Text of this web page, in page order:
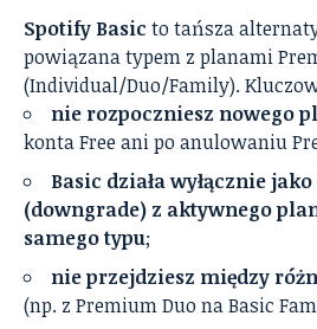
Spotify Basic to tańsza
powiązana typem z planami
(Individual/Duo/Family).
nie rozpoczniesz nowego
konta Free ani po anulowaniu
Basic działa wyłącznie
(downgrade) z aktywnego
samego typu;
nie przejdziesz między
(np. z Premium Duo na Basic